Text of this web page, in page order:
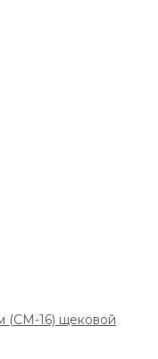
(СМ-16) щековой